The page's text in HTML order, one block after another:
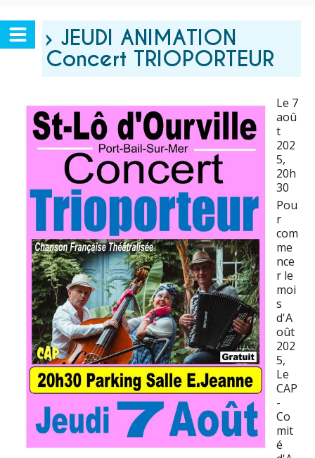
› JEUDI ANIMATION
Concert TRIOPORTEUR
Le 7
aoû
t
202
5,
20h
30
Pou
r
com
me
nce
r le
moi
s
d'A
oût
202
5,
Le
CAP
-
Co
mit
é